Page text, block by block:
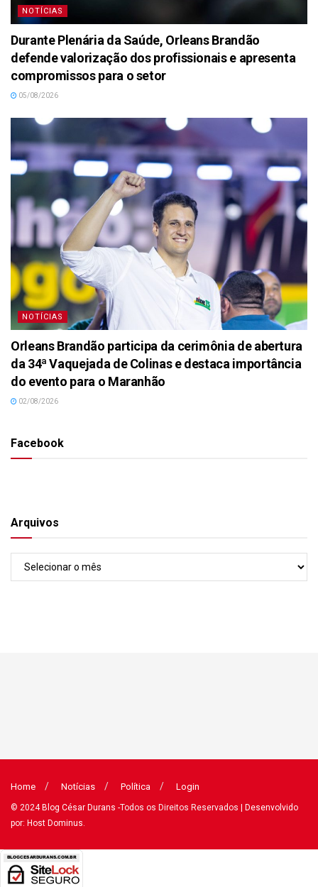
NOTÍCIAS
Durante Plenária da Saúde, Orleans Brandão
defende valorização dos profissionais e apresenta
compromissos para o setor
05/08/2026
NOTÍCIAS
Orleans Brandão participa da cerimônia de abertura
da 34ª Vaquejada de Colinas e destaca importância
do evento para o Maranhão
02/08/2026
Facebook
Arquivos
Home Notícias Política Login
© 2024Blog César Durans -Todos os Direitos Reservados | Desenvolvido
por: Host Dominus